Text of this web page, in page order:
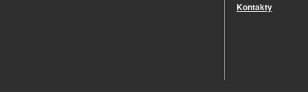
Kontakty